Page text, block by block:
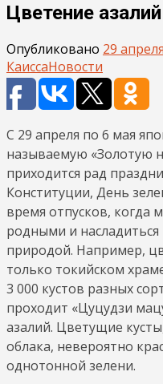
Цветение
Опубликовано 29
КаиссаНовости
С 29 апреля по 6 мая
называемую «Золотую
приходится рад
Конституции, День
время отпусков, когда
родными и
природой. Например,
только токийском
3 000 кустов разных
проходит «Цуцудзи
азалий. Цветущие
облака, невероятно
однотонной зелени.